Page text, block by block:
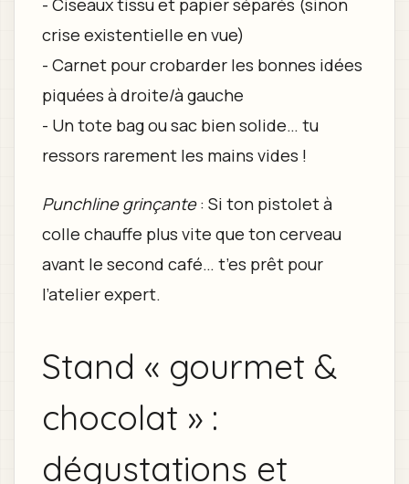
- Ciseaux tissu et papier séparés (sinon
crise existentielle en vue)
- Carnet pour crobarder les bonnes idées
piquées à droite/à gauche
- Un tote bag ou sac bien solide… tu
ressors rarement les mains vides !
Punchline grinçante: Si ton pistolet à
colle chauffe plus vite que ton cerveau
avant le second café… t’es prêt pour
l’atelier expert.
Stand « gourmet &
chocolat » :
dégustations et